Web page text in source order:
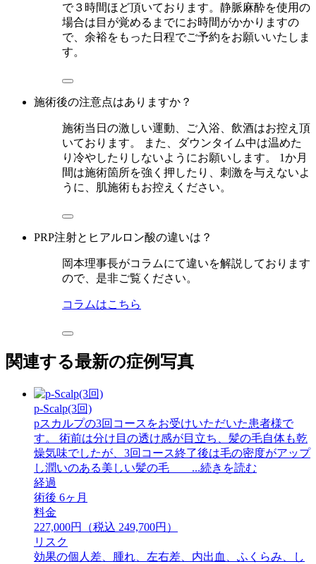
で３時間ほど頂いております。静脈麻酔を使用の
場合は目が覚めるまでにお時間がかかりますの
で、余裕をもった日程でご予約をお願いいたしま
す。
施術後の注意点はありますか？
施術当日の激しい運動、ご入浴、飲酒はお控え頂
いております。 また、ダウンタイム中は温めた
り冷やしたりしないようにお願いします。 1か月
間は施術箇所を強く押したり、刺激を与えないよ
うに、肌施術もお控えください。
PRP注射とヒアルロン酸の違いは？
岡本理事長がコラムにて違いを解説しております
ので、是非ご覧ください。
コラムはこちら
関連する最新の症例写真
p-Scalp(3回)
pスカルプの3回コースをお受けいただいた患者様で
す。 術前は分け目の透け感が目立ち、髪の毛自体も乾
燥気味でしたが、3回コース終了後は毛の密度がアップ
し潤いのある美しい髪の毛 ...続きを読む
経過
術後 6ヶ月
料金
227,000円（税込 249,700円）
リスク
効果の個人差、腫れ、左右差、内出血、ふくらみ、し